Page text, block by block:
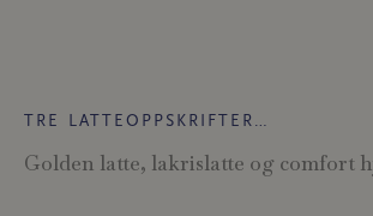
TRE LATTEOPPSKRIFTER…
Golden latte, lakrislatte og comfort